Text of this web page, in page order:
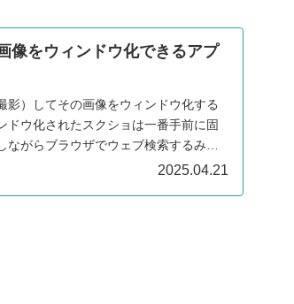
像をウィンドウ化できるアプ
影）してその画像をウィンドウ化する
ウ化されたスクショは一番手前に固
がらブラウザでウェブ検索するみた
2025.04.21